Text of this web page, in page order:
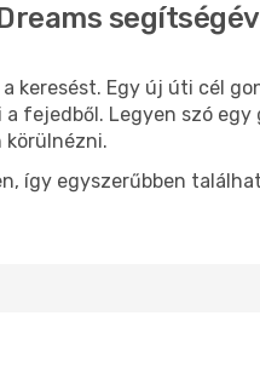
keresést. Egy új úti cél
fejedből. Legyen szó
körülnézni.
így egyszerűbben